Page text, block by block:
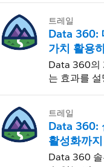
트레일
Data 360:
가치 활용
Data 360의
는 효과를
트레일
Data 360:
활성화까
Data 360